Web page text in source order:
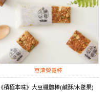
豆渣營養棒
《積極本味》大豆纖體棒(鹹酥/木鱉果)